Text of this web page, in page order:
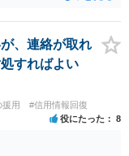
、連絡が取れ
すればよい
援用 #信用情報回復
役にたった 8